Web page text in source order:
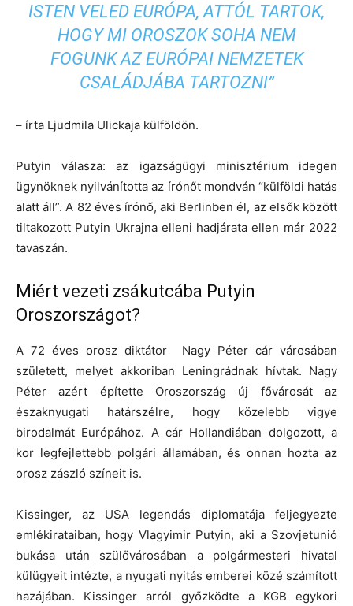
ISTEN VELED EURÓPA, ATTÓL TARTOK,
HOGY MI OROSZOK SOHA NEM
FOGUNK AZ EURÓPAI NEMZETEK
CSALÁDJÁBA TARTOZNI”
– írta Ljudmila Ulickaja külföldön.
Putyin válasza: az igazságügyi minisztérium idegen
ügynöknek nyilvánította az írónőt mondván “külföldi hatás
alatt áll”. A 82 éves írónő, aki Berlinben él, az elsők között
tiltakozott Putyin Ukrajna elleni hadjárata ellen már 2022
tavaszán.
Miért vezeti zsákutcába Putyin
Oroszországot?
A 72 éves orosz diktátor Nagy Péter cár városában
született, melyet akkoriban Leningrádnak hívtak. Nagy
Péter azért építette Oroszország új fővárosát az
északnyugati határszélre, hogy közelebb vigye
birodalmát Európához. A cár Hollandiában dolgozott, a
kor legfejlettebb polgári államában, és onnan hozta az
orosz zászló színeit is.
Kissinger, az USA legendás diplomatája feljegyezte
emlékirataiban, hogy Vlagyimir Putyin, aki a Szovjetunió
bukása után szülővárosában a polgármesteri hivatal
külügyeit intézte, a nyugati nyitás emberei közé számított
hazájában. Kissinger arról győzködte a KGB egykori